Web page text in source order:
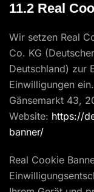
11.2 Real
Wir setzen Real
Co. KG
Deutschland) zur
Einwilligungen
Gänsemarkt 43,
Website: https://
banner/
Real Cookie